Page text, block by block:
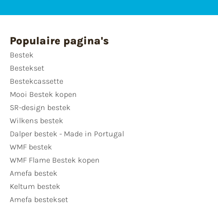
Populaire pagina's
Bestek
Bestekset
Bestekcassette
Mooi Bestek kopen
SR-design bestek
Wilkens bestek
Dalper bestek - Made in Portugal
WMF bestek
WMF Flame Bestek kopen
Amefa bestek
Keltum bestek
Amefa bestekset